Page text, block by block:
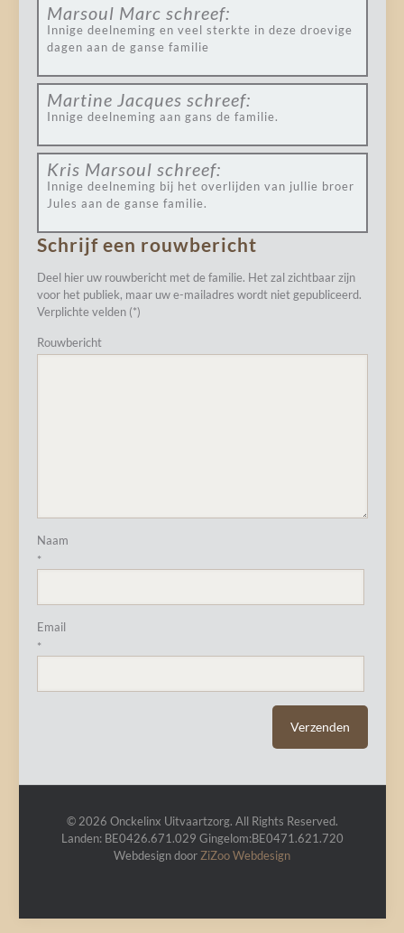
Marsoul Marc schreef:
Innige deelneming en veel sterkte in deze droevige
dagen aan de ganse familie
Martine Jacques schreef:
Innige deelneming aan gans de familie.
Kris Marsoul schreef:
Innige deelneming bij het overlijden van jullie broer
Jules aan de ganse familie.
Schrijf een rouwbericht
Deel hier uw rouwbericht met de familie. Het zal zichtbaar zijn
voor het publiek, maar uw e-mailadres wordt niet gepubliceerd.
Verplichte velden (*)
Rouwbericht
Naam
*
Email
*
© 2026 Onckelinx Uitvaartzorg. All Rights Reserved.
Landen: BE0426.671.029 Gingelom:BE0471.621.720
Webdesign door ZiZooWebdesign